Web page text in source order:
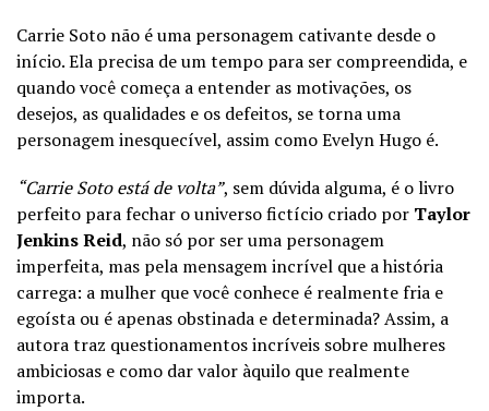
Carrie Soto não é uma personagem cativante desde o
início. Ela precisa de um tempo para ser compreendida, e
quando você começa a entender as motivações, os
desejos, as qualidades e os defeitos, se torna uma
personagem inesquecível, assim como Evelyn Hugo é.
“Carrie Soto está de volta”, sem dúvida alguma, é o livro
perfeito para fechar o universo fictício criado por Taylor
Jenkins Reid, não só por ser uma personagem
imperfeita, mas pela mensagem incrível que a história
carrega: a mulher que você conhece é realmente fria e
egoísta ou é apenas obstinada e determinada? Assim, a
autora traz questionamentos incríveis sobre mulheres
ambiciosas e como dar valor àquilo que realmente
importa.